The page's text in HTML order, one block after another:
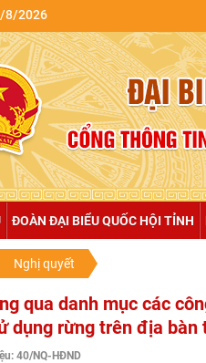
8/2026
ĐOÀN ĐẠI BIỂU QUỐC HỘI TỈNH
Nghị quyết
qua danh mục các
dụng rừng trên địa
40/NQ-HĐND